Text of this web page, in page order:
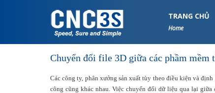
TRANG CHỦ
Home
Chuyển đổi file 3D giữa các phầm mềm
Các công ty, phân xưởng sản xuất tùy theo điều kiện và
công cũng khác nhau. Việc chuyển đổi dữ liệu qua lại